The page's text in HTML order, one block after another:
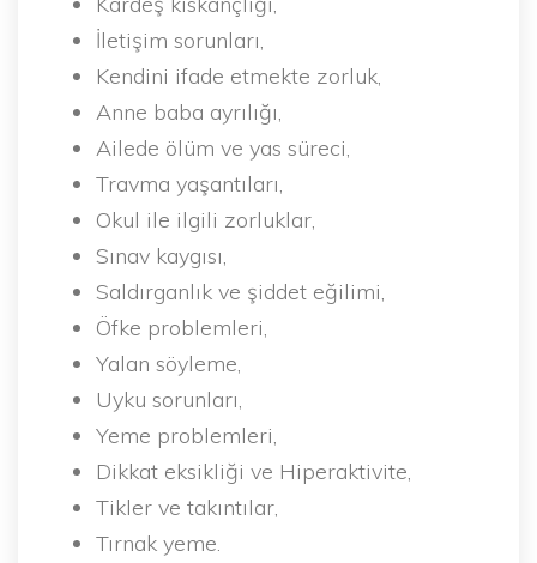
İletişim sorunları,
Kendini ifade etmekte zorluk,
Anne baba ayrılığı,
Ailede ölüm ve yas süreci,
Travma yaşantıları,
Okul ile ilgili zorluklar,
Sınav kaygısı,
Saldırganlık ve şiddet eğilimi,
Öfke problemleri,
Yalan söyleme,
Uyku sorunları,
Yeme problemleri,
Dikkat eksikliği ve Hiperaktivite,
Tikler ve takıntılar,
Tırnak yeme.